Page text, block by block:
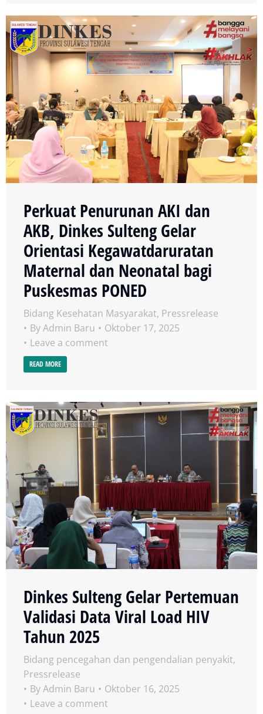
Perkuat Penurunan AKI dan
AKB, Dinkes Sulteng Gelar
Orientasi Kegawatdaruratan
Maternal dan Neonatal bagi
Puskesmas PONED
Bidang Kesehatan Masyarakat, Pressrelease
ByAdmin Baru
Oktober 17, 2025
Leave a comment
READ MORE
Dinkes Sulteng Gelar Pertemuan
Validasi Data Viral Load HIV
Tahun 2025
Bidang pencegahan dan pengendalian penyakit,
Pressrelease
ByAdmin Baru
Oktober 16, 2025
Leave a comment